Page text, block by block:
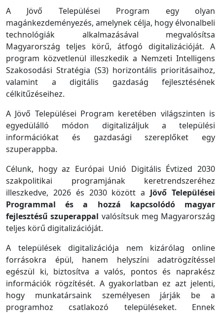
A Jövő Települései Program egy olyan
magánkezdeményezés, amelynek célja, hogy élvonalbeli
technológiák alkalmazásával megvalósítsa
Magyarország teljes körű, átfogó digitalizációját. A
program közvetlenül illeszkedik a Nemzeti Intelligens
Szakosodási Stratégia (S3) horizontális prioritásaihoz,
valamint a digitális gazdaság fejlesztésének
célkitűzéseihez.
A Jövő Települései Program keretében világszinten is
egyedülálló módon digitalizáljuk a települési
információkat és gazdasági szereplőket egy
szuperappba.
Célunk, hogy az Európai Unió Digitális Évtized 2030
szakpolitikai programjának keretrendszeréhez
illeszkedve, 2026 és 2030 között a Jövő Települései
Programmal és a hozzá kapcsolódó magyar
fejlesztésű szuperappal valósítsuk meg Magyarország
teljes körű digitalizációját.
A települések digitalizációja nem kizárólag online
forrásokra épül, hanem helyszíni adatrögzítéssel
egészül ki, biztosítva a valós, pontos és naprakész
információk rögzítését. A gyakorlatban ez azt jelenti,
hogy munkatársaink személyesen járják be a
programhoz csatlakozó településeket. Ennek